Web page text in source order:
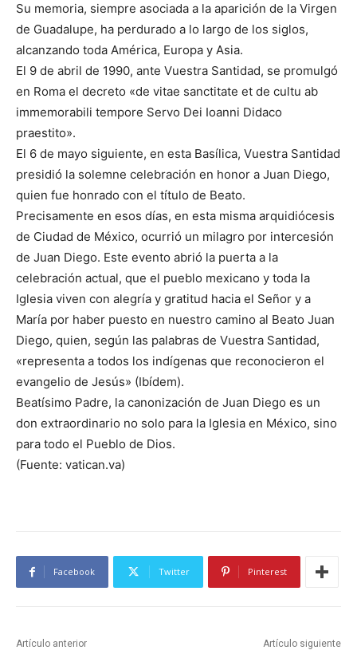
Su memoria, siempre asociada a la aparición de la Virgen
de Guadalupe, ha perdurado a lo largo de los siglos,
alcanzando toda América, Europa y Asia.
El 9 de abril de 1990, ante Vuestra Santidad, se promulgó
en Roma el decreto «de vitae sanctitate et de cultu ab
immemorabili tempore Servo Dei Ioanni Didaco
praestito».
El 6 de mayo siguiente, en esta Basílica, Vuestra Santidad
presidió la solemne celebración en honor a Juan Diego,
quien fue honrado con el título de Beato.
Precisamente en esos días, en esta misma arquidiócesis
de Ciudad de México, ocurrió un milagro por intercesión
de Juan Diego. Este evento abrió la puerta a la
celebración actual, que el pueblo mexicano y toda la
Iglesia viven con alegría y gratitud hacia el Señor y a
María por haber puesto en nuestro camino al Beato Juan
Diego, quien, según las palabras de Vuestra Santidad,
«representa a todos los indígenas que reconocieron el
evangelio de Jesús» (Ibídem).
Beatísimo Padre, la canonización de Juan Diego es un
don extraordinario no solo para la Iglesia en México, sino
para todo el Pueblo de Dios.
(Fuente: vatican.va)
Facebook Twitter Pinterest
Artículo anterior Artículo siguiente